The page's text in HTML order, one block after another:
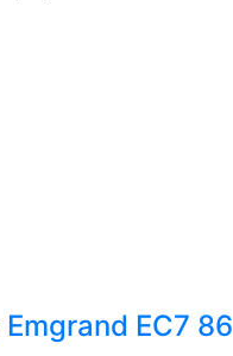
EC7 86